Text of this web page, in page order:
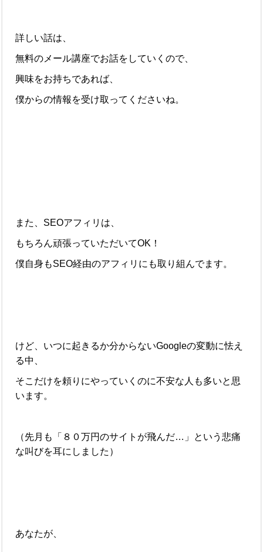
詳しい話は、
無料のメール講座でお話をしていくので、
興味をお持ちであれば、
僕からの情報を受け取ってくださいね。
また、SEOアフィリは、
もちろん頑張っていただいてOK！
僕自身もSEO経由のアフィリにも取り組んでます。
けど、いつに起きるか分からないGoogleの変動に怯え
る中、
そこだけを頼りにやっていくのに不安な人も多いと思
います。
（先月も「８０万円のサイトが飛んだ…」という悲痛
な叫びを耳にしました）
あなたが、